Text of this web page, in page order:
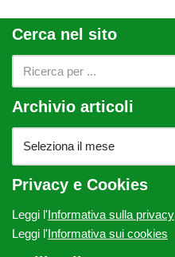
Cerca nel sito
Archivio articoli
Privacy e Cookies
Leggi l'Informativa sulla privacy
Leggi l'Informativa sui cookies